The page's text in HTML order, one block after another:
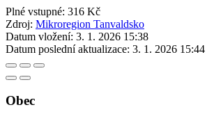
Plné vstupné: 316 Kč
Zdroj: Mikroregion Tanvaldsko
Datum vložení: 3. 1. 2026 15:38
Datum poslední aktualizace: 3. 1. 2026 15:44
Obec